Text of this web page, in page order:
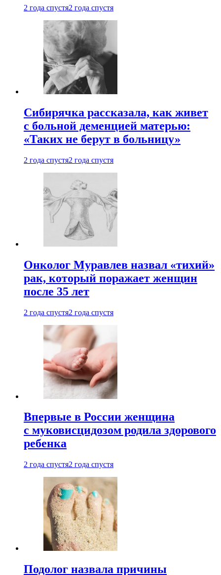
2 года спустя2 года спустя
Сибирячка рассказала, как живет
с больной деменцией матерью:
«Таких не берут в больницу»
2 года спустя2 года спустя
Онколог Муравлев назвал «тихий»
рак, который поражает женщин
после 35 лет
2 года спустя2 года спустя
Впервые в России женщина
с муковисцидозом родила здорового
ребенка
2 года спустя2 года спустя
Подолог назвала причины